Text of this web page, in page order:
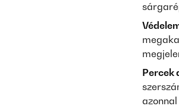
Percek